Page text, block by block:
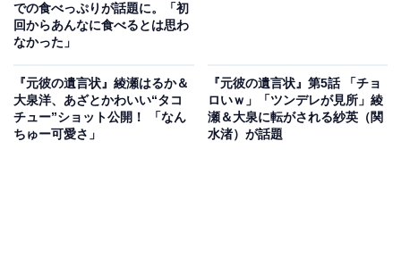
での食べっぷりが話題に。「初
回からあんなに食べるとは思わ
なかった」
『元彼の遺言状』綾瀬はるか＆
大泉洋、あざとかわいい“タコ
チュー”ショット公開！ 「なん
ちゅー可愛さ」
『元彼の遺言状』第5話 「チョ
ロいｗ」「ツンデレが見所」綾
瀬＆大泉に転がされる紗英（関
水渚）が話題